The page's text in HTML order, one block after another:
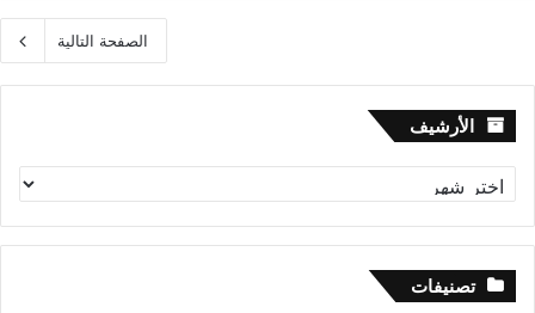
الصفحة التالية
الأرشيف الأرشيف
تصنيفات